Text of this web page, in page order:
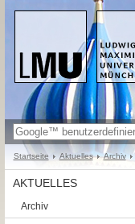
Startseite Aktuelles Archiv
AKTUELLES
Archiv